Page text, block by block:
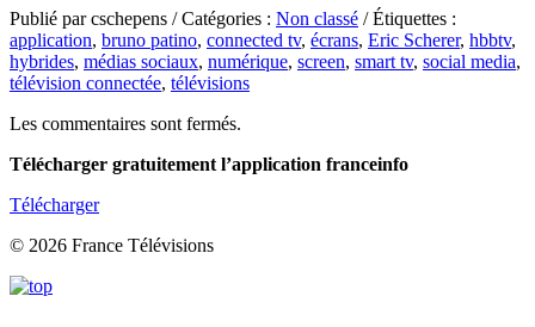
Publié par cschepens / Catégories : Non classé / Étiquettes :
application, bruno patino, connected tv, écrans, Eric Scherer, hbbtv,
hybrides, médias sociaux, numérique, screen, smart tv, social media,
télévision connectée, télévisions
Les commentaires sont fermés.
Télécharger gratuitement l’application franceinfo
Télécharger
© 2026 France Télévisions